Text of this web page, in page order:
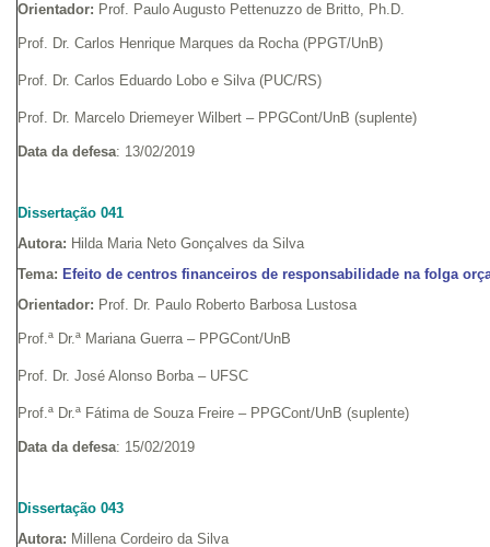
Orientador: Prof. Paulo Augusto Pettenuzzo de Britto, Ph.D.
Prof. Dr. Carlos Henrique Marques da Rocha (PPGT/UnB)
Prof. Dr. Carlos Eduardo Lobo e Silva (PUC/RS)
Prof. Dr. Marcelo Driemeyer Wilbert – PPGCont/UnB (suplente)
Data da defesa: 13/02/2019
Dissertação 041
Autora: Hilda Maria Neto Gonçalves da Silva
Tema: Efeito de centros financeiros de responsabilidade na folga
Orientador: Prof. Dr. Paulo Roberto Barbosa Lustosa
Prof.ª Dr.ª Mariana Guerra – PPGCont/UnB
Prof. Dr. José Alonso Borba – UFSC
Prof.ª Dr.ª Fátima de Souza Freire – PPGCont/UnB (suplente)
Data da defesa: 15/02/2019
Dissertação 043
Autora: Millena Cordeiro da Silva